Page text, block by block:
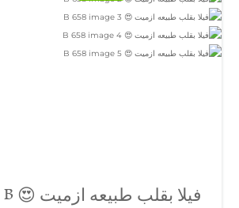
فيلا بقلب طبيعه ازميت 😍 B